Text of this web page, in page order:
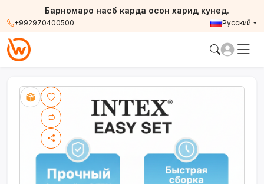
+992970400500
Барномаро насб карда осон харид кунед.
Русский